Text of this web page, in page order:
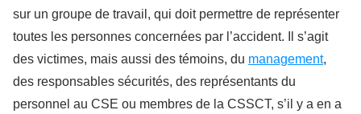
sur un groupe de travail, qui doit permettre de représenter
toutes les personnes concernées par l’accident. Il s’agit
des victimes, mais aussi des témoins, du management,
des responsables sécurités, des représentants du
personnel au CSE ou membres de la CSSCT, s’il y a en a